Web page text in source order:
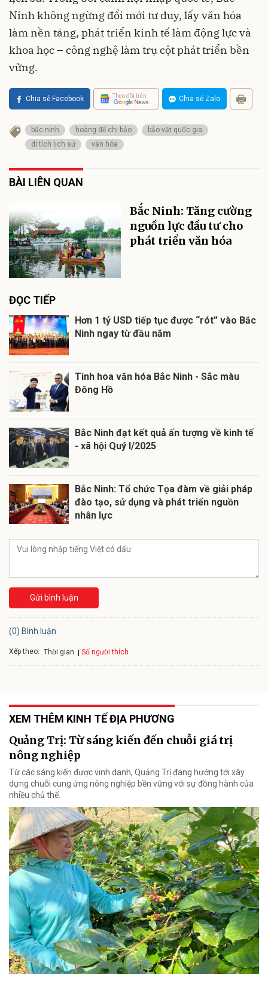
Ninh không ngừng đổi mới tư duy, lấy văn hóa
làm nền tảng, phát triển kinh tế làm động lực và
khoa học – công nghệ làm trụ cột phát triển bền
vững.
Chia sẻ Facebook Theo dõi trên Chia sẻ Zalo
bắc ninh hoàng đế chi bảo
bảo vật quốc gia
di tích lịch sử
văn hóa
BÀI LIÊN QUAN
Bắc Ninh: Tăng cường
nguồn lực đầu tư cho
phát triển văn hóa
ĐỌC TIẾP
Hơn 1 tỷ USD tiếp tục được “rót” vào Bắc
Ninh ngay từ đầu năm
Tinh hoa văn hóa Bắc Ninh - Sắc màu
Đông Hồ
Bắc Ninh đạt kết quả ấn tượng về kinh tế
- xã hội Quý I/2025
Bắc Ninh: Tổ chức Tọa đàm về giải pháp
đào tạo, sử dụng và phát triển nguồn
nhân lực
Gửi bình luận
(0) Bình luận
Xếp theo: Thời gian Số người thích
XEM THÊM KINH TẾ ĐỊA PHƯƠNG
Quảng Trị: Từ sáng kiến đến chuỗi giá trị
nông nghiệp
Từ các sáng kiến được vinh danh, Quảng Trị đang hướng tới xây
dựng chuỗi cung ứng nông nghiệp bền vững với sự đồng hành của
nhiều chủ thể.